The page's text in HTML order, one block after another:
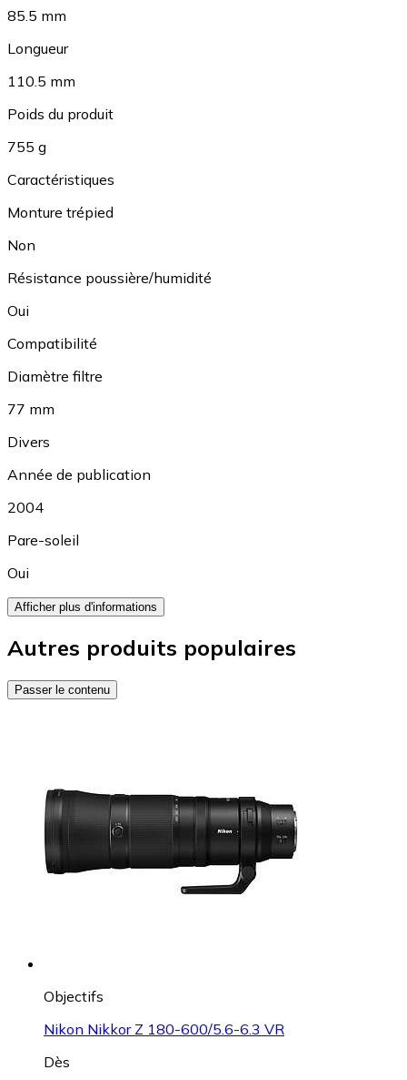
85.5 mm
Longueur
110.5 mm
Poids du produit
755 g
Caractéristiques
Monture trépied
Non
Résistance poussière/humidité
Oui
Compatibilité
Diamètre filtre
77 mm
Divers
Année de publication
2004
Pare-soleil
Oui
Afficher plus d'informations
Autres produits populaires
Passer le contenu
Objectifs
Nikon Nikkor Z 180-600/5.6-6.3 VR
Dès